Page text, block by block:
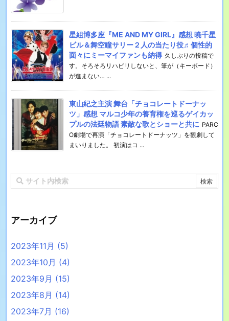
星組博多座『ME AND MY GIRL』感想 暁千星
ビル＆舞空瞳サリー２人の当たり役♬個性的
面々にミーマイファンも納得 久しぶりの投稿で
す。そろそろリハビリしないと、筆が（キーボード）
が進まない… ...
東山紀之主演 舞台「チョコレートドーナッ
ツ」感想 マルコ少年の養育権を巡るゲイカッ
プルの法廷物語 素敵な歌とショーと共に PARC
O劇場で再演「チョコレートドーナッツ」を観劇して
まいりました。 初演はコ ...
アーカイブ
2023年11月 (5)
2023年10月 (4)
2023年9月 (15)
2023年8月 (14)
2023年7月 (16)